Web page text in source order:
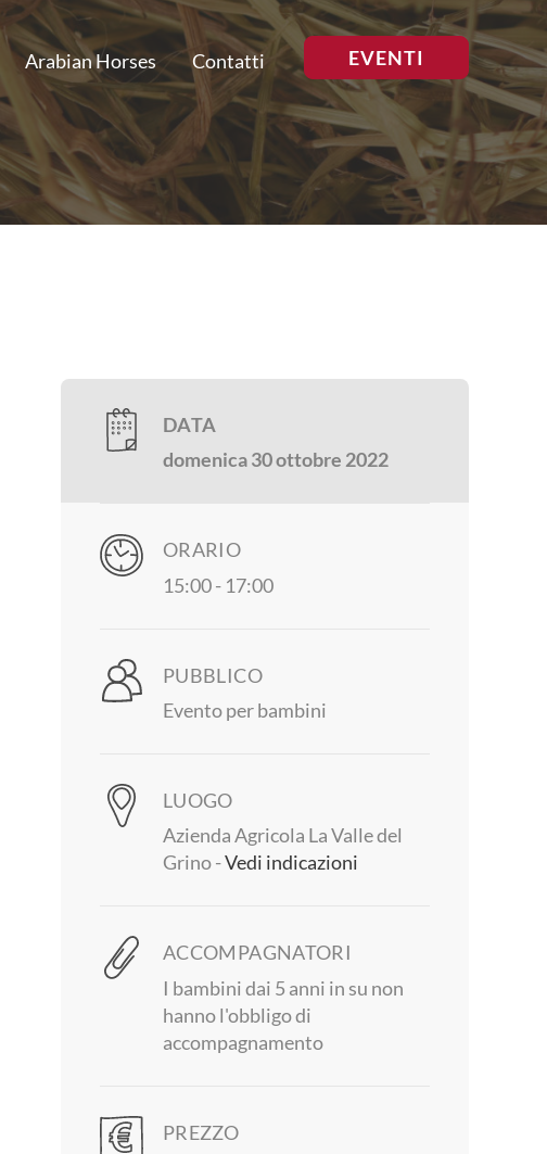
Arabian Horses Contatti EVENTI
DATA
domenica 30 ottobre 2022
ORARIO
15:00- 17:00
PUBBLICO
Evento per bambini
LUOGO
Azienda Agricola La Valle del
Grino -Vedi indicazioni
ACCOMPAGNATORI
I bambini dai 5 anni in su non
hanno l'obbligo di
accompagnamento
PREZZO